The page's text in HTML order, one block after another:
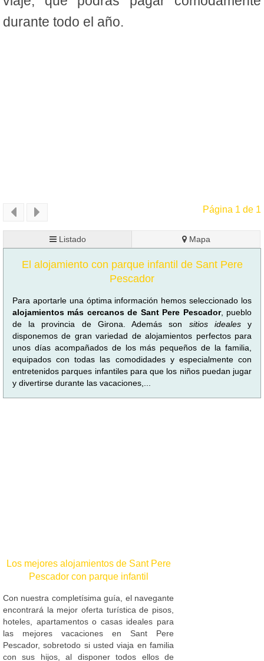
durante todo el año.
Página 1 de 1
Listado Mapa
El alojamiento con parque infantil de Sant Pere
Pescador
Para aportarle una óptima información hemos seleccionado los
alojamientos más cercanos de Sant Pere Pescador, pueblo
de la provincia de Girona. Además son sitios idealesy
disponemos de gran variedad de alojamientos perfectos para
unos días acompañados de los más pequeños de la familia,
equipados con todas las comodidades y especialmente con
entretenidos parques infantiles para que los niños puedan jugar
y divertirse durante las vacaciones,...
Los mejores alojamientos de Sant Pere
Pescador con parque infantil
Con nuestra completísima guía, el navegante
encontrará la mejor oferta turística de pisos,
hoteles, apartamentos o casas ideales para
las mejores vacaciones en Sant Pere
Pescador, sobretodo si usted viaja en familia
con sus hijos, al disponer todos ellos de